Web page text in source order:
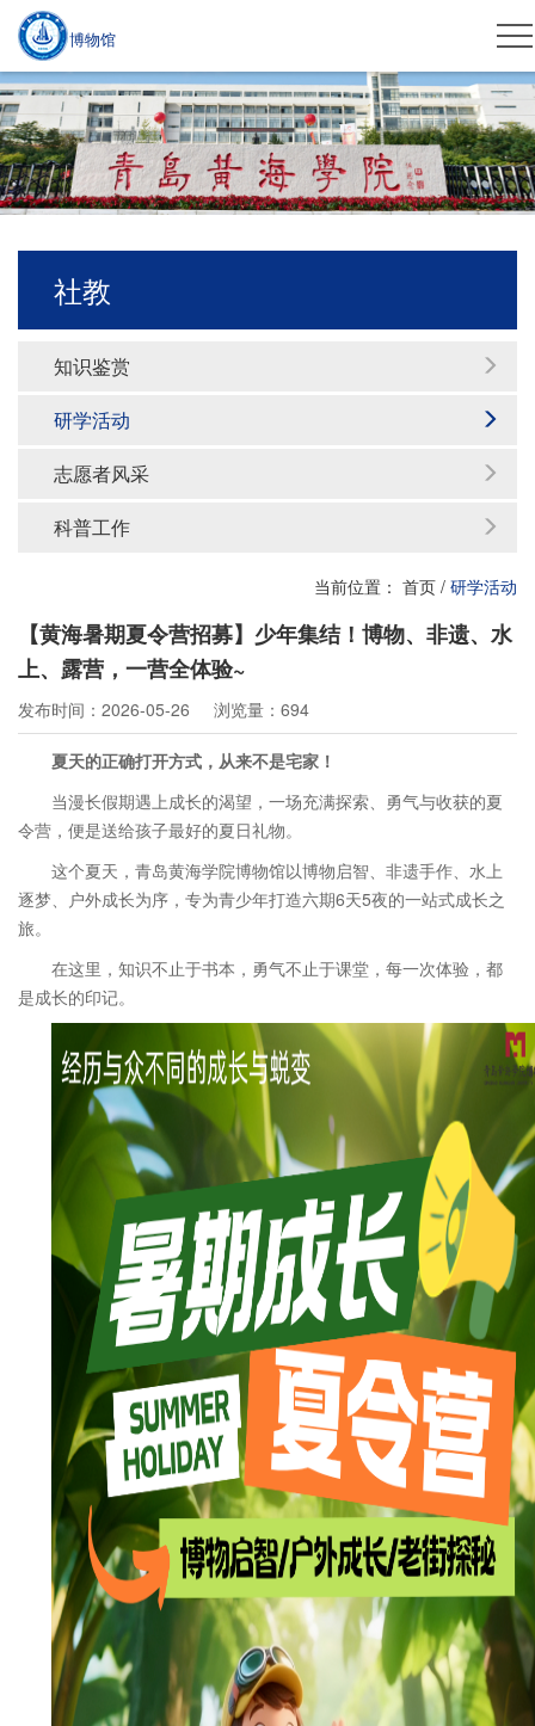
博物馆
社教
知识鉴赏
研学活动
志愿者风采
科普工作
当前位置： 首页 / 研学活动
【黄海暑期夏令营招募】少年集结！博物、非遗、水
上、露营，一营全体验~
发布时间：2026-05-26 浏览量：694
夏天的正确打开方式，从来不是宅家！
当漫长假期遇上成长的渴望，一场充满探索、勇气与收获的夏
令营，便是送给孩子最好的夏日礼物。
这个夏天，青岛黄海学院博物馆以博物启智、非遗手作、水上
逐梦、户外成长为序，专为青少年打造六期6天5夜的一站式成长之
旅。
在这里，知识不止于书本，勇气不止于课堂，每一次体验，都
是成长的印记。